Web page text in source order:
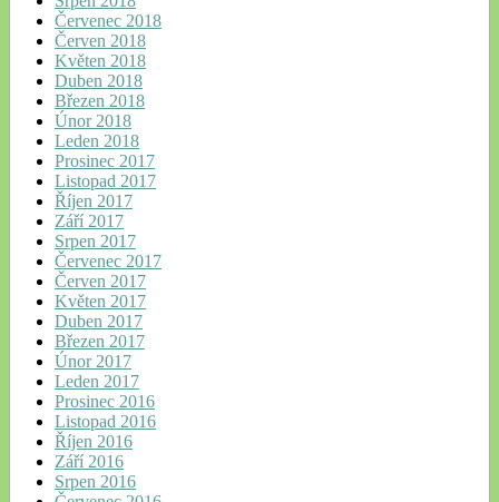
Červenec 2018
Červen 2018
Květen 2018
Duben 2018
Březen 2018
Únor 2018
Leden 2018
Prosinec 2017
Listopad 2017
Říjen 2017
Září 2017
Srpen 2017
Červenec 2017
Červen 2017
Květen 2017
Duben 2017
Březen 2017
Únor 2017
Leden 2017
Prosinec 2016
Listopad 2016
Říjen 2016
Září 2016
Srpen 2016